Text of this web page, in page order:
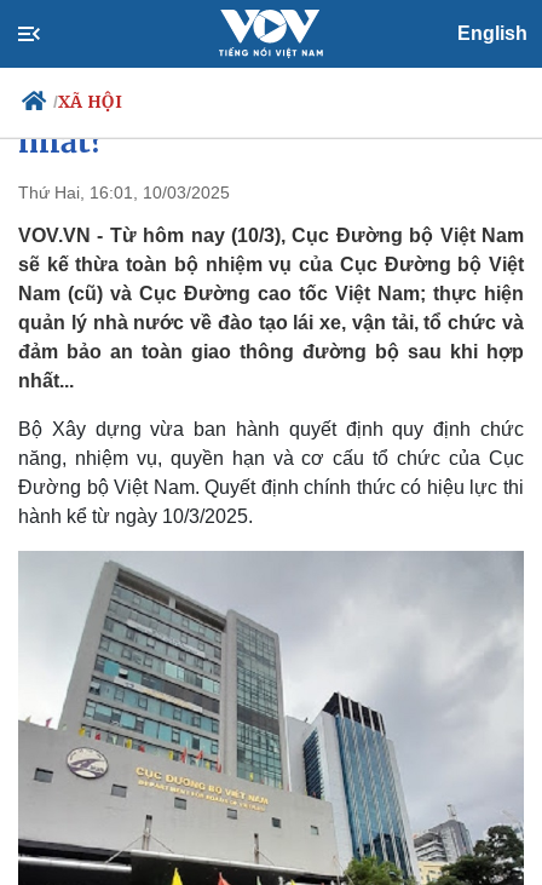
English
/XÃ HỘI
Chính trị
Đảng
Tổ chức nhân sự
Quốc hội
Nhận diện sự thật
Xã hội
Tin 24h
Dự báo thời tiết
Giáo dục
Dấu ấn VOV
Việc làm
Cục Đường bộ Việt Nam còn
những nhiệm vụ gì sau khi hợp
nhất?
Thứ Hai, 16:01, 10/03/2025
VOV.VN - Từ hôm nay (10/3), Cục Đường bộ Việt Nam
sẽ kế thừa toàn bộ nhiệm vụ của Cục Đường bộ Việt
Nam (cũ) và Cục Đường cao tốc Việt Nam; thực hiện
quản lý nhà nước về đào tạo lái xe, vận tải, tổ chức và
đảm bảo an toàn giao thông đường bộ sau khi hợp
nhất...
Bộ Xây dựng vừa ban hành quyết định quy định chức
năng, nhiệm vụ, quyền hạn và cơ cấu tổ chức của Cục
Đường bộ Việt Nam. Quyết định chính thức có hiệu lực thi
hành kể từ ngày 10/3/2025.